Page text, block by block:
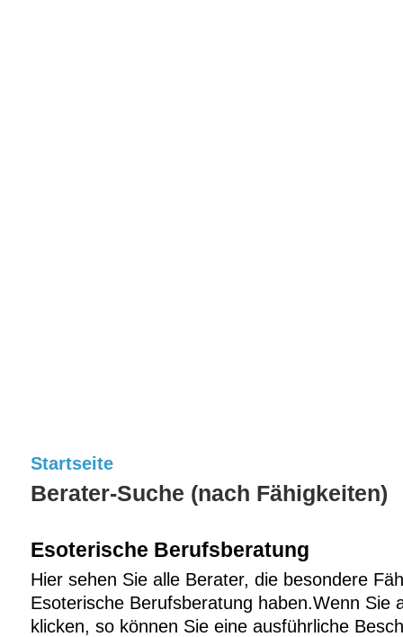
Startseite
Berater-Suche (nach Fähigkeiten)
Esoterische Berufsberatung
Hier sehen Sie alle Berater, die besondere
Esoterische Berufsberatung haben.Wenn Sie
klicken, so können Sie eine ausführliche